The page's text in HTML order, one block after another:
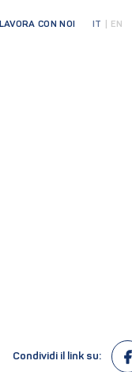
LAVORA CON NOI IT EN
Condividi il link su: